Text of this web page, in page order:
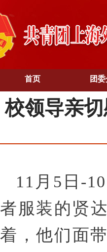
首页 团
校领导亲
11月5日-
者服装的贤
着，他们面